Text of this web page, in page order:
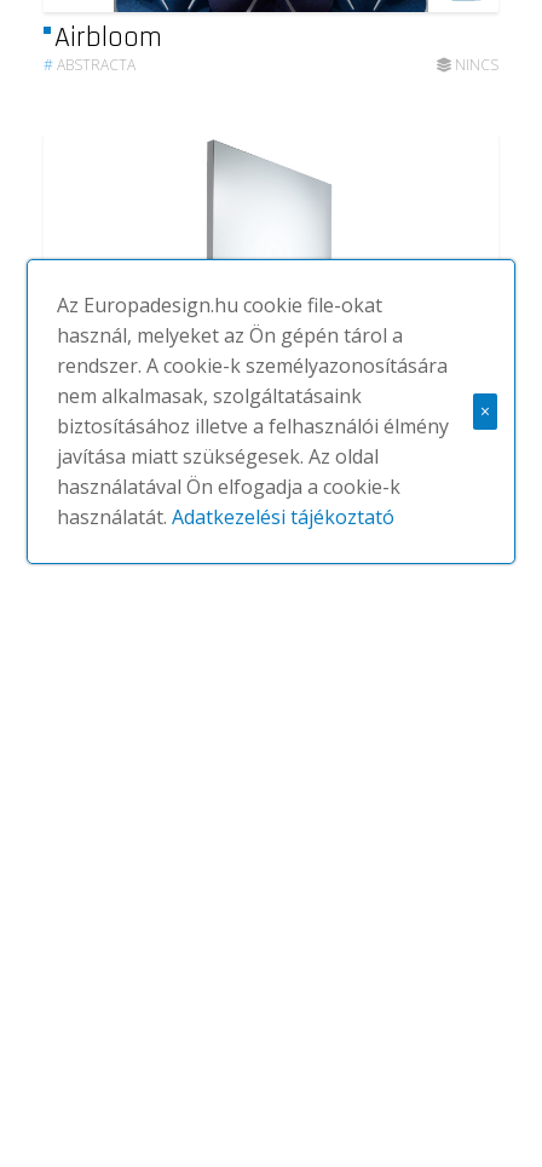
Airbloom
#ABSTRACTA NINCS
Alumi
ABSTRACTA
Az Europadesign.hu cookie file-okat
használ, melyeket az Ön gépén tárol a
rendszer. A cookie-k személyazonosítására
nem alkalmasak, szolgáltatásaink
biztosításához illetve a felhasználói élmény
javítása miatt szükségesek. Az oldal
használatával Ön elfogadja a cookie-k
használatát.Adatkezelési tájékoztató
×